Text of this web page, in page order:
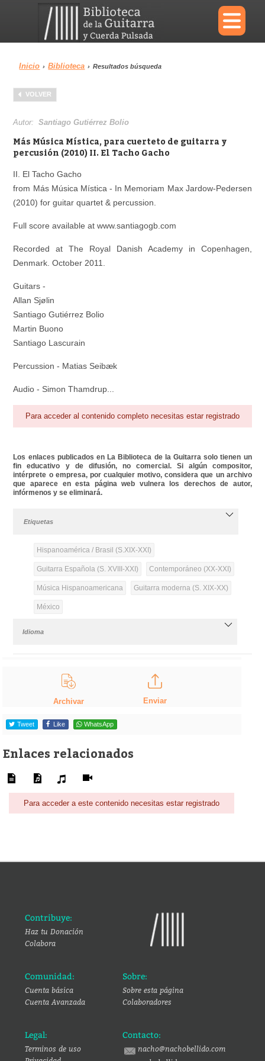
×
Menu
Biblioteca
Inicio › Biblioteca › Resultados búsqueda
VOLVER
Autor:Santiago Gutiérrez Bolio
Más Música Mística, para cuerteto de guitarra y
percusión (2010) II. El Tacho Gacho
II. El Tacho Gacho
from Más Música Mística - In Memoriam Max Jardow-Pedersen
(2010) for guitar quartet & percussion.
Full score available at www.santiagogb.com
Recorded at The Royal Danish Academy in Copenhagen,
Denmark. October 2011.
Guitars -
Allan Sjølin
Santiago Gutiérrez Bolio
Martin Buono
Santiago Lascurain
Percussion - Matias Seibæk
Audio - Simon Thamdrup...
Para acceder al contenido completo necesitas estar registrado
Los enlaces publicados en La Biblioteca de la Guitarra solo tienen un
fin educativo y de difusión, no comercial. Si algún compositor,
intérprete o empresa, por cualquier motivo, considera que un archivo
que aparece en esta página web vulnera los derechos de autor,
infórmenos y se eliminará.
Etiquetas
Hispanoamérica / Brasil (S.XIX-XXI)
Guitarra Española (S. XVIII-XXI) Contemporáneo (XX-XXI)
Música Hispanoamericana Guitarra moderna (S. XIX-XX)
México
Idioma
Archivar Enviar
Tweet Like WhatsApp
Enlaces relacionados
Para acceder a este contenido necesitas estar registrado
Contribuye:
Haz tu Donación
Colabora
Comunidad:
Cuenta básica
Cuenta Avanzada
Sobre:
Sobre esta página
Colaboradores
Legal:
Terminos de uso
Contacto:
nacho@nachobellido.com